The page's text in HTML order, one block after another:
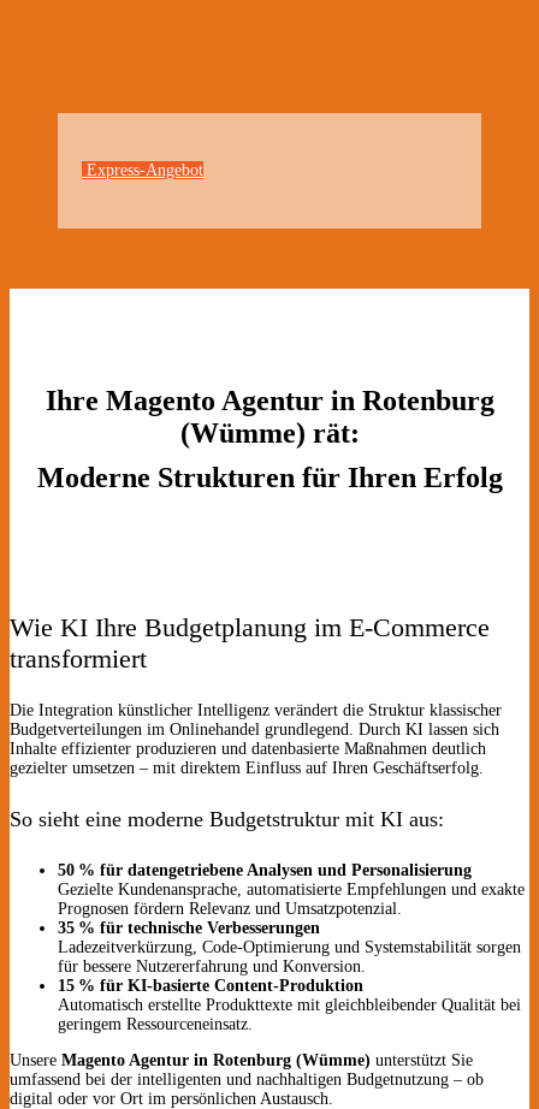
Express-Angebot
Ihre Magento Agentur in Rotenburg
(Wümme) rät:
Moderne Strukturen für Ihren Erfolg
Wie KI Ihre Budgetplanung im E-Commerce
transformiert
Die Integration künstlicher Intelligenz verändert die Struktur klassischer
Budgetverteilungen im Onlinehandel grundlegend. Durch KI lassen sich
Inhalte effizienter produzieren und datenbasierte Maßnahmen deutlich
gezielter umsetzen – mit direktem Einfluss auf Ihren Geschäftserfolg.
So sieht eine moderne Budgetstruktur mit KI aus:
50 % für datengetriebene Analysen und Personalisierung
Gezielte Kundenansprache, automatisierte Empfehlungen und exakte
Prognosen fördern Relevanz und Umsatzpotenzial.
35 % für technische Verbesserungen
Ladezeitverkürzung, Code-Optimierung und Systemstabilität sorgen
für bessere Nutzererfahrung und Konversion.
15 % für KI-basierte Content-Produktion
Automatisch erstellte Produkttexte mit gleichbleibender Qualität bei
geringem Ressourceneinsatz.
Unsere Magento Agentur in Rotenburg (Wümme) unterstützt Sie
umfassend bei der intelligenten und nachhaltigen Budgetnutzung – ob
digital oder vor Ort im persönlichen Austausch.